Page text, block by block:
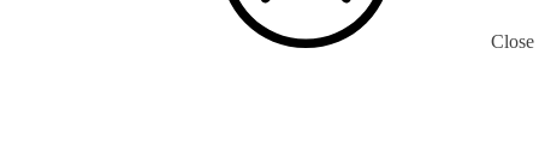
Close